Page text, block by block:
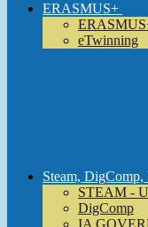
ERASMUS+
eTwinning
Steam,
STEAM -
DigComp